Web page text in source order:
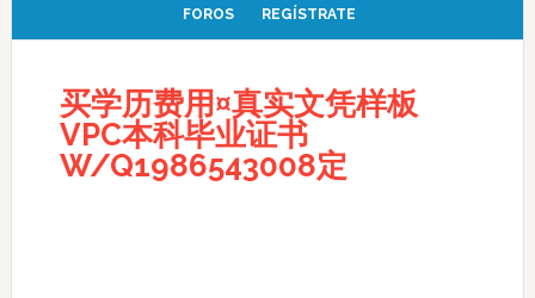
FOROS REGÍSTRATE
买学历费用¤真实文凭样板
VPC本科毕业证书
W/Q1986543008定